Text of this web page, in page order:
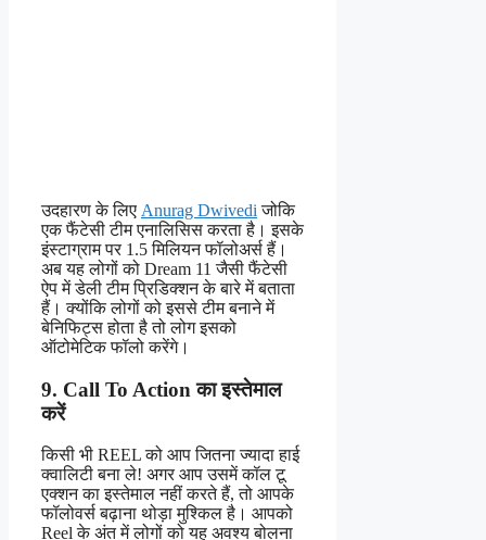
उदहारण के लिए Anurag Dwivedi जोकि
एक फैंटेसी टीम एनालिसिस करता है। इसके
इंस्टाग्राम पर 1.5 मिलियन फॉलोअर्स हैं।
अब यह लोगों को Dream 11 जैसी फैंटेसी
ऐप में डेली टीम प्रिडिक्शन के बारे में बताता
हैं। क्योंकि लोगों को इससे टीम बनाने में
बेनिफिट्स होता है तो लोग इसको
ऑटोमेटिक फॉलो करेंगे।
9. Call To Action का इस्तेमाल
करें
किसी भी REEL को आप जितना ज्यादा हाई
क्वालिटी बना ले! अगर आप उसमें कॉल टू
एक्शन का इस्तेमाल नहीं करते हैं, तो आपके
फॉलोवर्स बढ़ाना थोड़ा मुश्किल है। आपको
Reel के अंत में लोगों को यह अवश्य बोलना